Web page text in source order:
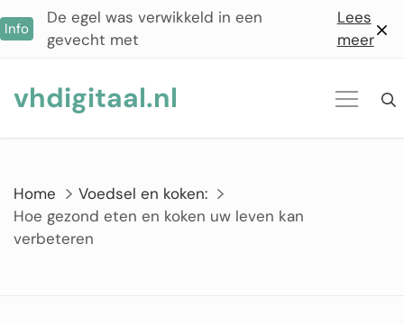
naar
Info
De egel was verwikkeld in een
gevecht met
Lees
meer
vhdigitaal.nl
Home
Voedsel en koken:
Hoe gezond eten en koken uw leven kan
verbeteren